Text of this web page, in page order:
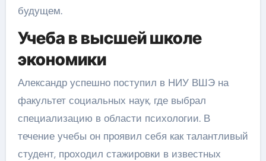
будущем.
Учеба в высшей школе
экономики
Александр успешно поступил в НИУ ВШЭ на
факультет социальных наук, где выбрал
специализацию в области психологии. В
течение учебы он проявил себя как талантливый
студент, проходил стажировки в известных